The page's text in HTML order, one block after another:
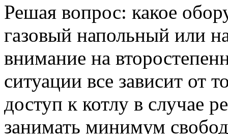
Решая вопрос: какое
газовый напольный или
внимание на
ситуации все зависит от
доступ к котлу в случае
занимать минимум